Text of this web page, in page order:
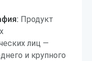
Продукт
лиц —
и крупного